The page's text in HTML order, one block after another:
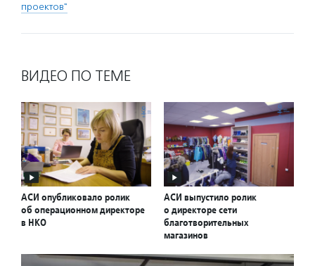
проектов"
ВИДЕО ПО ТЕМЕ
АСИ опубликовало ролик
об операционном директоре
в НКО
АСИ выпустило ролик
о директоре сети
благотворительных
магазинов